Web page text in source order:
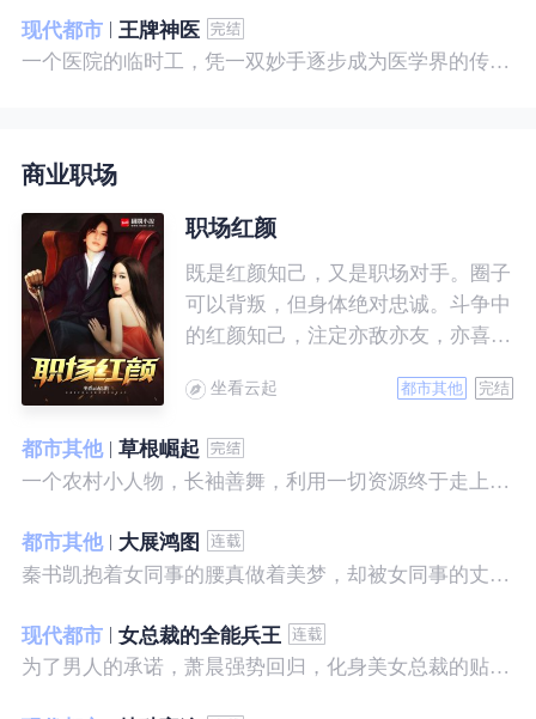
现代都市
王牌神医
一个医院的临时工，凭一双妙手逐步成为医学界的传奇！ 一个社会底层的小人物，靠一腔热血成为人世间的枭王！ 当佛已经无能为力，便由我来普渡众生——杨风。
商业职场
职场红颜
既是红颜知己，又是职场对手。圈子
可以背叛，但身体绝对忠诚。斗争中
的红颜知己，注定亦敌亦友，亦喜亦
坐看云起 都市其他 完结
都市其他
草根崛起
一个农村小人物，长袖善舞，利用一切资源终于走上人生巅峰
都市其他
大展鸿图
秦书凯抱着女同事的腰真做着美梦，却被女同事的丈夫发现，解释说是正常工作......被打击报复，得到漂亮女邻居的帮助，从此不断高升……
现代都市
女总裁的全能兵王
为了男人的承诺，萧晨强势回归，化身美女总裁的贴身保镖，横扫八方之敌，谱写王者传奇！